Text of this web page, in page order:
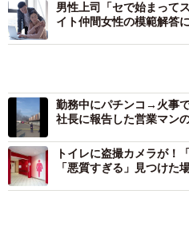
トイレ内部の壁面デザイン。カラフ
提供）
名古屋工業大の小松義典准教
対象に2014、15年に行った公
男性上司「セで始まって
イト仲間女性の模範解答
勤務中にパチンコ→火事
社長に報告した営業マン
トイレに盗撮カメラが！
「悪質すぎる」見つけた